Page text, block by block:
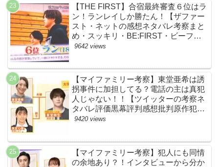
【THE FIRST】合宿最終審査６位はラ
ン！ランレイしか勝たん！【ザファー
スト・ネットの感想ネタバレ考察まと
め・スッキリ・BE:FIRST・ビーファ
ースト】
9642 views
【マイファミリー考察】東堂亜希は誘
拐事件に加担してる？電話の主は真犯
人じゃない！！【ツイッターの考察ネ
タバレ評価黒幕評判感想批判原作犯人
キャスト脚本あらすじ伏線まとめ】
9420 views
【マイファミリー考察】犯人にも同情
の余地あり？！インタビューから分か